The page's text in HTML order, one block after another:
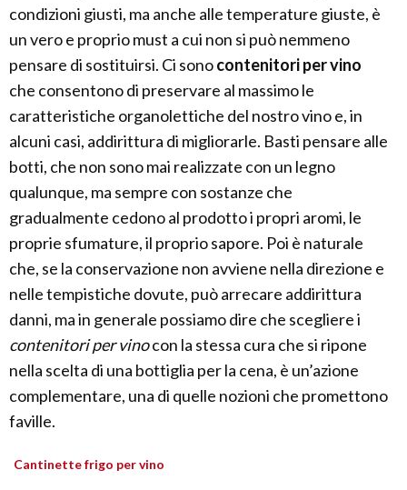
condizioni giusti, ma anche alle temperature giuste, è
un vero e proprio must a cui non si può nemmeno
pensare di sostituirsi. Ci sonocontenitori per vino
che consentono di preservare al massimo le
caratteristiche organolettiche del nostro vino e, in
alcuni casi, addirittura di migliorarle. Basti pensare alle
botti, che non sono mai realizzate con un legno
qualunque, ma sempre con sostanze che
gradualmente cedono al prodotto i propri aromi, le
proprie sfumature, il proprio sapore. Poi è naturale
che, se la conservazione non avviene nella direzione e
nelle tempistiche dovute, può arrecare addirittura
danni, ma in generale possiamo dire che scegliere i
contenitori per vinocon la stessa cura che si ripone
nella scelta di una bottiglia per la cena, è un’azione
complementare, una di quelle nozioni che promettono
faville.
Cantinette frigo per vino